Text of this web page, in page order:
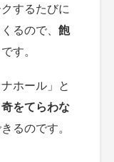
するたびに
るので、 飽
す。
ホール」と
奇をてらわな
るのです。